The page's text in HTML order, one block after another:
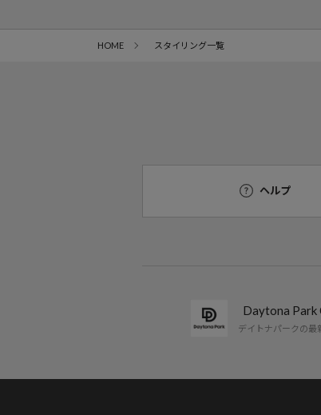
HOME スタイリング一覧
ヘルプ
Daytona Park
デイトナパークの最